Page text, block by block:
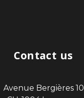
Contact us
Avenue Bergières 10